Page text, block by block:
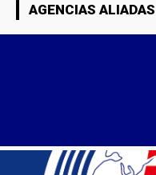
AGENCIAS ALIADAS